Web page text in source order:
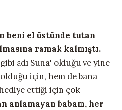
beni el üstünde tutan
ramak kalmıştı.
adı Suna' olduğu ve yine
için, hem de bana
ettiği için çok
anlamayan babam, her